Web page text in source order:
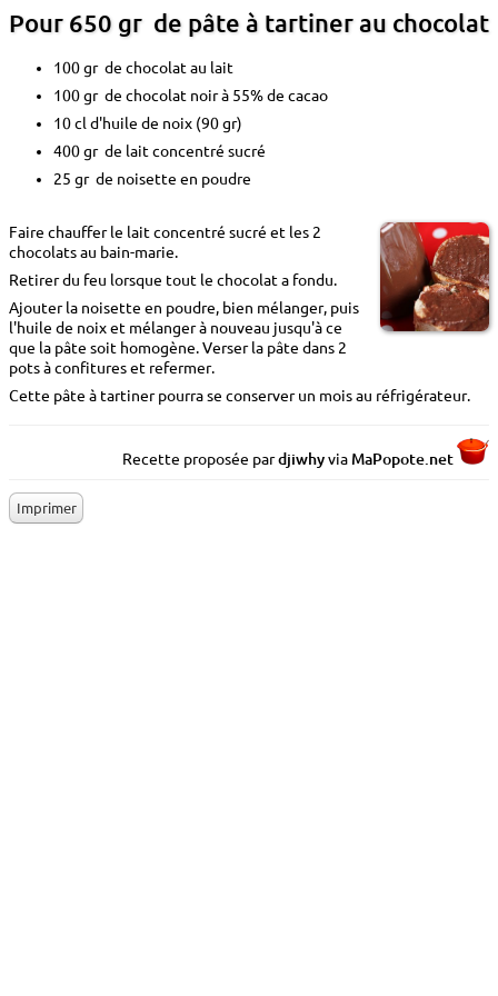
Pour 650 gr de pâte à tartiner au chocolat
100 gr de chocolat au lait
100 gr de chocolat noir à 55% de cacao
10 cl d'huile de noix (90 gr)
400 gr de lait concentré sucré
25 gr de noisette en poudre
Faire chauffer le lait concentré sucré et les 2
chocolats au bain-marie.
Retirer du feu lorsque tout le chocolat a fondu.
Ajouter la noisette en poudre, bien mélanger, puis
l'huile de noix et mélanger à nouveau jusqu'à ce
que la pâte soit homogène. Verser la pâte dans 2
pots à confitures et refermer.
Cette pâte à tartiner pourra se conserver un mois au réfrigérateur.
Recette proposée pardjiwhyvia MaPopote.net
Imprimer